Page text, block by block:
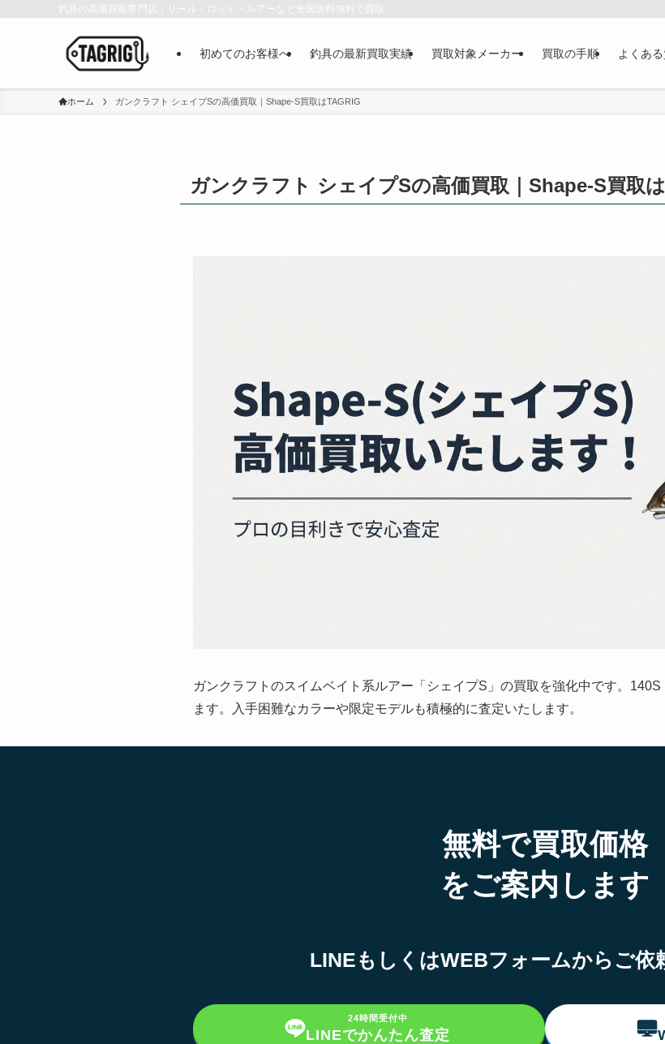
釣具の高価買取専門店｜リール・ロッド・ルアーなど全国送料無料で買取
初めてのお客様へ 釣具の最新買取実績 買取対象メーカー 買取の手順 よくあ
ホーム ガンクラフト シェイプSの高価買取｜Shape-S買取はTAGRIG
ガンクラフト シェイプSの高価買取｜Shape-S買取
ガンクラフトのスイムベイト系ルアー「シェイプS」の買取を強化中です。
ます。入手困難なカラーや限定モデルも積極的に査定いたします。
無料で買取価格
をご案内します
LINEもしくはWEBフォームからご依
24時間受付中
LINEでかんたん査定